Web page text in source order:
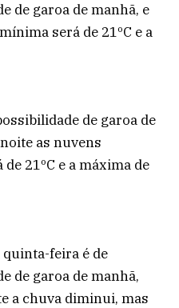
de garoa de manhã, e
será de 21ºC e a
de garoa de
as nuvens
21ºC e a máxima de
feira é de
de garoa de manhã,
a chuva diminui, mas